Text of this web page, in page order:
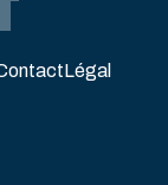
Légal